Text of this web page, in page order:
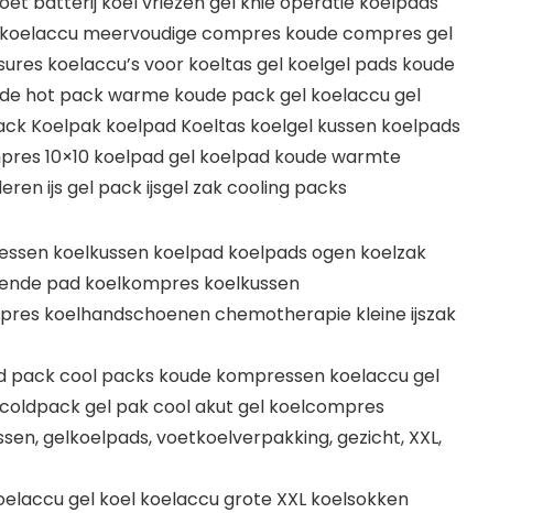
meervoudige compres koude compres gel
koelaccu’s voor koeltas gel koelgel pads koude
hot pack warme koude pack gel koelaccu gel
Koelpak koelpad Koeltas koelgel kussen koelpads
10×10 koelpad gel koelpad koude warmte
ijs gel pack ijsgel zak cooling packs
koelkussen koelpad koelpads ogen koelzak
pad koelkompres koelkussen
koelhandschoenen chemotherapie kleine ijszak
cool packs koude kompressen koelaccu gel
gel pak cool akut gel koelcompres
gelkoelpads, voetkoelverpakking, gezicht, XXL,
gel koel koelaccu grote XXL koelsokken